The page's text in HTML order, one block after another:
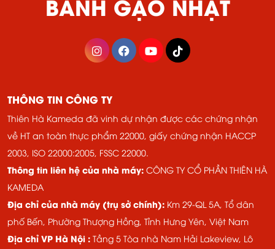
BÁNH GẠO NHẬT
THÔNG TIN CÔNG TY
Thiên Hà Kameda đã vinh dự nhận được các chứng nhận
về HT an toàn thực phẩm 22000, giấy chứng nhận HACCP
2003, ISO 22000:2005, FSSC 22000.
Thông tin liên hệ của nhà máy: CÔNG TY CỔ PHẦN THIÊN HÀ
KAMEDA
Địa chỉ của nhà máy (trụ sở chính): Km 29-QL 5A, Tổ dân
phố Bến, Phường Thượng Hồng, Tỉnh Hưng Yên, Việt Nam
Địa chỉ VP Hà Nội : Tầng 5 Tòa nhà Nam Hải Lakeview, Lô